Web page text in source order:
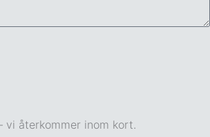
återkommer inom kort.